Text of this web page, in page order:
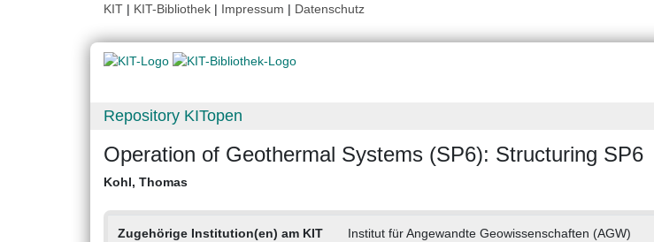
KIT | KIT-Bibliothek | Impressum | Datenschutz
Repository KITopen
Operation of Geothermal Systems (SP6): Structuring SP6
Kohl, Thomas
Zugehörige Institution(en) am KIT
Institut für Angewandte Geowissenschaften (AGW)